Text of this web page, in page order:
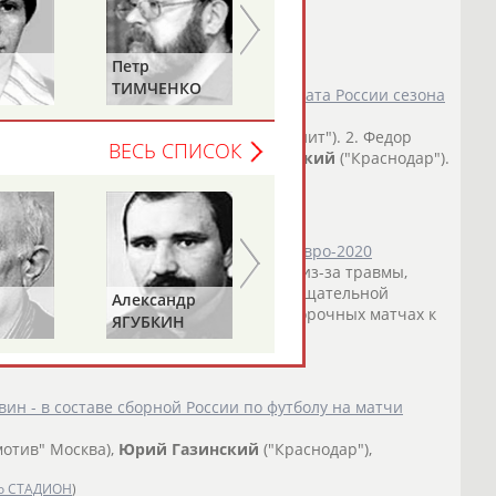
и 33 лучших футболистов чемпионата России сезона
защитник: 1.
Жирков ("Зенит"). 2. Федор
полузащитник: 1.Юрий Газинский ("Краснодар").
СТАДИОН
основы перед матчами отбора Евро-2020
сборной России по футболу из-за травмы,
против "Чертан... ...повреждение вращательной
Газинский
не сможет сыграть в отборочных матчах к
- в составе сборной России по футболу на матчи
Москва), Юрий Газинский ("Краснодар"),
СТАДИОН)
Петр
ТИМЧЕНКО
ДАВЫДОВА
ВЕСЬ СПИСОК
Александр
ЯГУБКИН
Геннадий
ТУРЕЦКИЙ